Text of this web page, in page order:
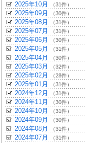
2025年10月 （31件）
2025年09月 （30件）
2025年08月 （31件）
2025年07月 （31件）
2025年06月 （30件）
2025年05月 （31件）
2025年04月 （30件）
2025年03月 （32件）
2025年02月 （28件）
2025年01月 （31件）
2024年12月 （31件）
2024年11月 （30件）
2024年10月 （31件）
2024年09月 （30件）
2024年08月 （31件）
2024年07月 （31件）